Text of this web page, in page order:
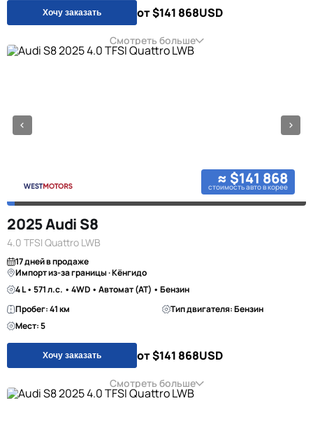
Хочу заказать от $141 868USD
Смотреть больше
≈ $141 868
стоимость авто в корее
2025 Audi S8
4.0 TFSI Quattro LWB
17 дней в продаже
Импорт из-за границы · Кёнгидо
4 L • 571 л.с. • 4WD • Автомат (AT) • Бензин
Пробег: 41 км
Тип двигателя: Бензин
Мест: 5
Хочу заказать от $141 868USD
Смотреть больше